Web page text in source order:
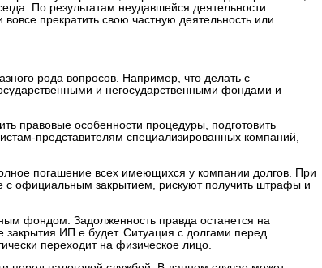
По результатам неудавшейся деятельности
прекратить свою частную деятельность или
рода вопросов. Например, что делать с
и негосударственными фондами и
правовые особенности процедуры, подготовить
представителям специализированных компаний,
погашение всех имеющихся у компании долгов. При
официальным закрытием, рискуют получить штрафы и
фондом. Задолженность правда останется на
ИП е будет. Ситуация с долгами перед
переходит на физическое лицо.